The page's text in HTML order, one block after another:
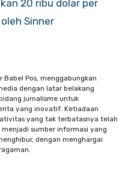
20 ribu dolar per
Sinner
Babel Pos, menggabungkan
dengan latar belakang
jurnalisme untuk
yang inovatif. Ketiadaan
yang tak terbatasnya telah
sumber informasi yang
dengan menghargai